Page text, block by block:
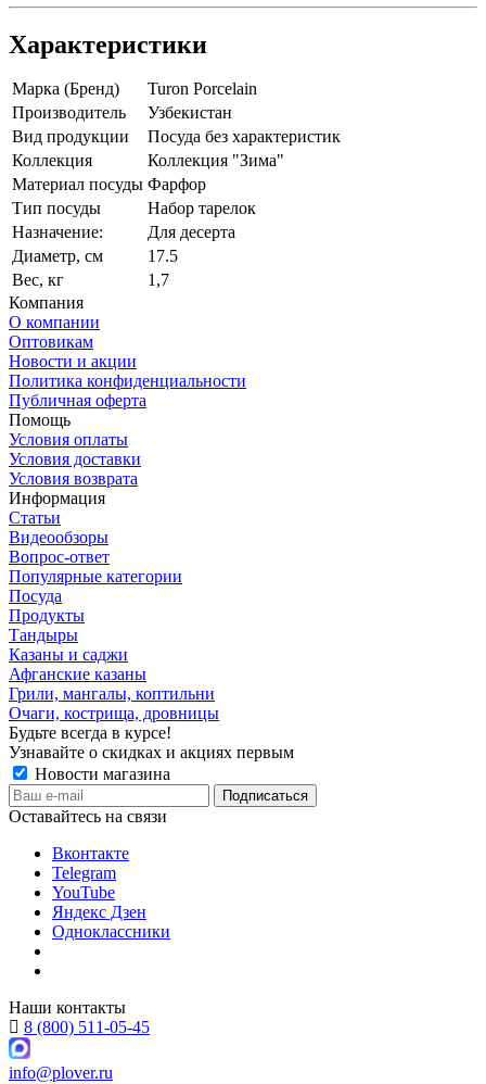
Характеристики
Марка (Бренд)
Turon Porcelain
Производитель
Узбекистан
Вид продукции
Посуда без характеристик
Коллекция
Коллекция "Зима"
Материал посуды Фарфор
Тип посуды
Набор тарелок
Назначение:
Для десерта
Диаметр, см
17.5
Вес, кг
1,7
Компания
О компании
Оптовикам
Новости и акции
Политика конфиденциальности
Публичная оферта
Помощь
Условия оплаты
Условия доставки
Условия возврата
Информация
Статьи
Видеообзоры
Вопрос-ответ
Популярные категории
Посуда
Продукты
Тандыры
Казаны и саджи
Афганские казаны
Грили, мангалы, коптильни
Очаги, кострища, дровницы
Будьте всегда в курсе!
Узнавайте о скидках и акциях первым
Новости магазина
Оставайтесь на связи
Вконтакте
Telegram
YouTube
Яндекс Дзен
Одноклассники
Наши контакты
8 (800) 511-05-45
info@plover.ru